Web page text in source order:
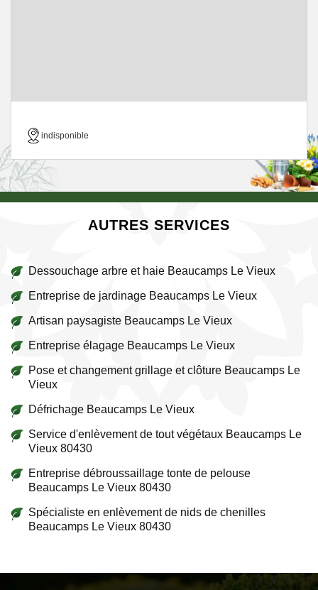
indisponible
AUTRES SERVICES
Dessouchage arbre et haie Beaucamps Le Vieux
Entreprise de jardinage Beaucamps Le Vieux
Artisan paysagiste Beaucamps Le Vieux
Entreprise élagage Beaucamps Le Vieux
Pose et changement grillage et clôture Beaucamps Le
Vieux
Défrichage Beaucamps Le Vieux
Service d'enlèvement de tout végétaux Beaucamps Le
Vieux 80430
Entreprise débroussaillage tonte de pelouse
Beaucamps Le Vieux 80430
Spécialiste en enlèvement de nids de chenilles
Beaucamps Le Vieux 80430